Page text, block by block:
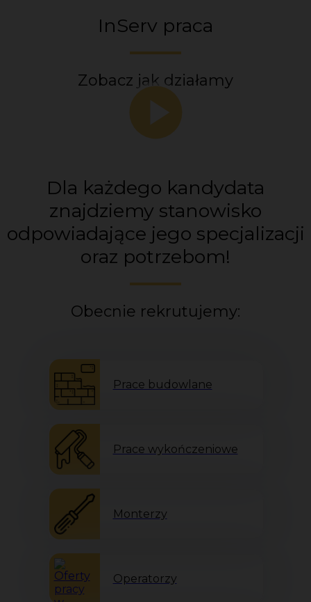
InServ praca
Zobacz jak działamy
Dla każdego kandydata
znajdziemy stanowisko
odpowiadające jego specjalizacji
oraz potrzebom!
Obecnie rekrutujemy:
Prace budowlane
Prace wykończeniowe
Monterzy
Operatorzy